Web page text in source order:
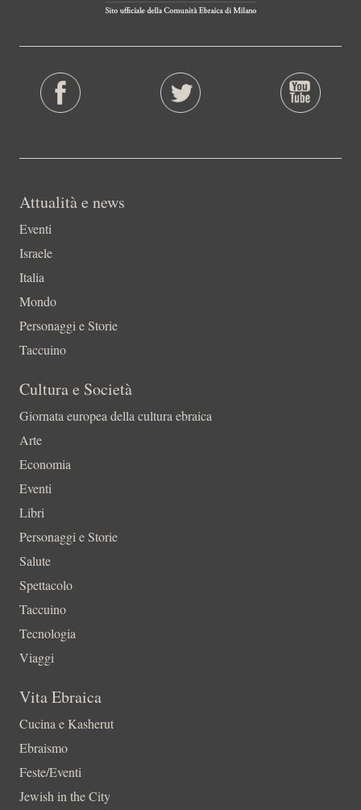
Attualità e news
Eventi
Israele
Italia
Mondo
Personaggi e Storie
Taccuino
Cultura e Società
Giornata europea della cultura ebraica
Arte
Economia
Eventi
Libri
Personaggi e Storie
Salute
Spettacolo
Taccuino
Tecnologia
Viaggi
Vita Ebraica
Cucina e Kasherut
Ebraismo
Feste/Eventi
Jewish in the City